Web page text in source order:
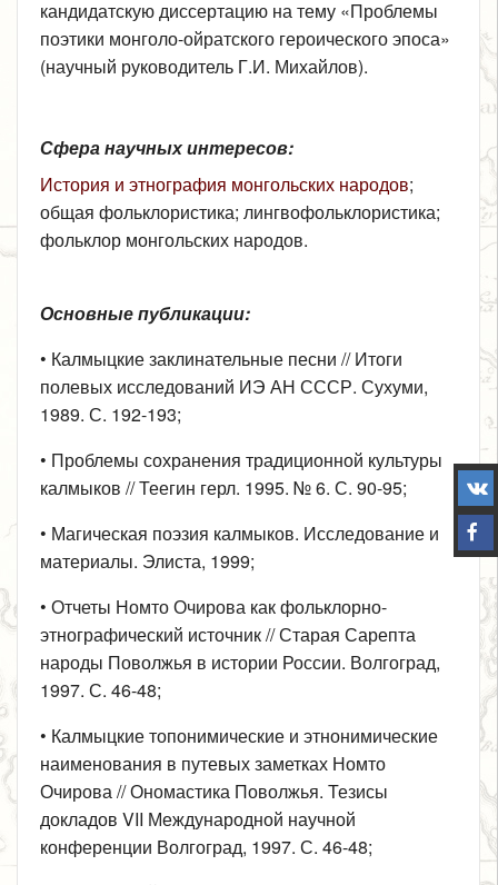
кандидатскую диссертацию на тему «Проблемы
поэтики монголо-ойратского героического эпоса»
(научный руководитель Г.И. Михайлов).
Сфера научных интересов:
История и этнография монгольских народов;
общая фольклористика; лингвофольклористика;
фольклор монгольских народов.
Основные публикации:
• Калмыцкие заклинательные песни // Итоги
полевых исследований ИЭ АН СССР. Сухуми,
1989. С. 192-193;
• Проблемы сохранения традиционной культуры
калмыков // Теегин герл. 1995. № 6. С. 90-95;
• Магическая поэзия калмыков. Исследование и
материалы. Элиста, 1999;
• Отчеты Номто Очирова как фольклорно-
этнографический источник // Старая Сарепта
народы Поволжья в истории России. Волгоград,
1997. С. 46-48;
• Калмыцкие топонимические и этнонимические
наименования в путевых заметках Номто
Очирова // Ономастика Поволжья. Тезисы
докладов VII Международной научной
конференции Волгоград, 1997. С. 46-48;